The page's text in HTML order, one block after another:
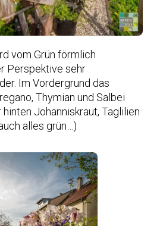
vom Grün förmlich
Perspektive sehr
Im Vordergrund das
Thymian und Salbei
Johanniskraut, Taglilien
alles grün…)